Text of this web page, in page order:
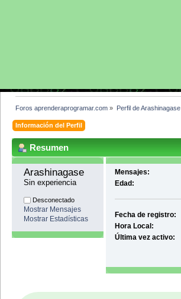
Foros aprenderaprogramar.com » Perfil de Arashinagase
Información del Perfil
Resumen
Arashinagase
Sin experiencia
Desconectado
Mostrar Mensajes
Mostrar Estadísticas
Mensajes:
Edad:
Fecha de registro:
Hora Local:
Última vez activo: